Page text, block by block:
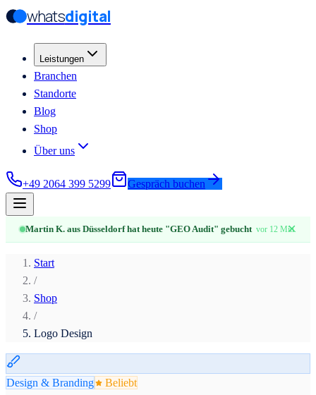
Zum Hauptinhalt springen
Zum Hauptinhalt springen
whatsdigital
Leistungen
Branchen
Standorte
Blog
Shop
Über uns
+49 2064 399 5299 Gespräch buchen
Martin K. aus Düsseldorf hat heute "GEO Audit" gebucht vor 12 Min.
✕
Start
/
Shop
/
Logo Design
Design & Branding Beliebt